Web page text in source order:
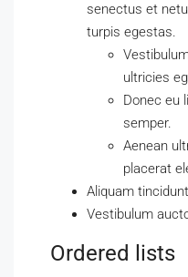
senectus et
turpis egestas.
ultricies
Donec eu
semper.
Aenean
placerat
Aliquam
Vestibulum
Ordered lists